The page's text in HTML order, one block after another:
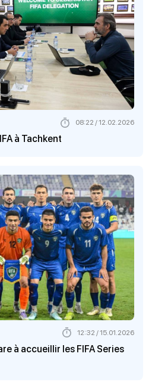
à Tachkent
08:22 / 12.02.2026
à accueillir les FIFA Series
12:32 / 15.01.2026